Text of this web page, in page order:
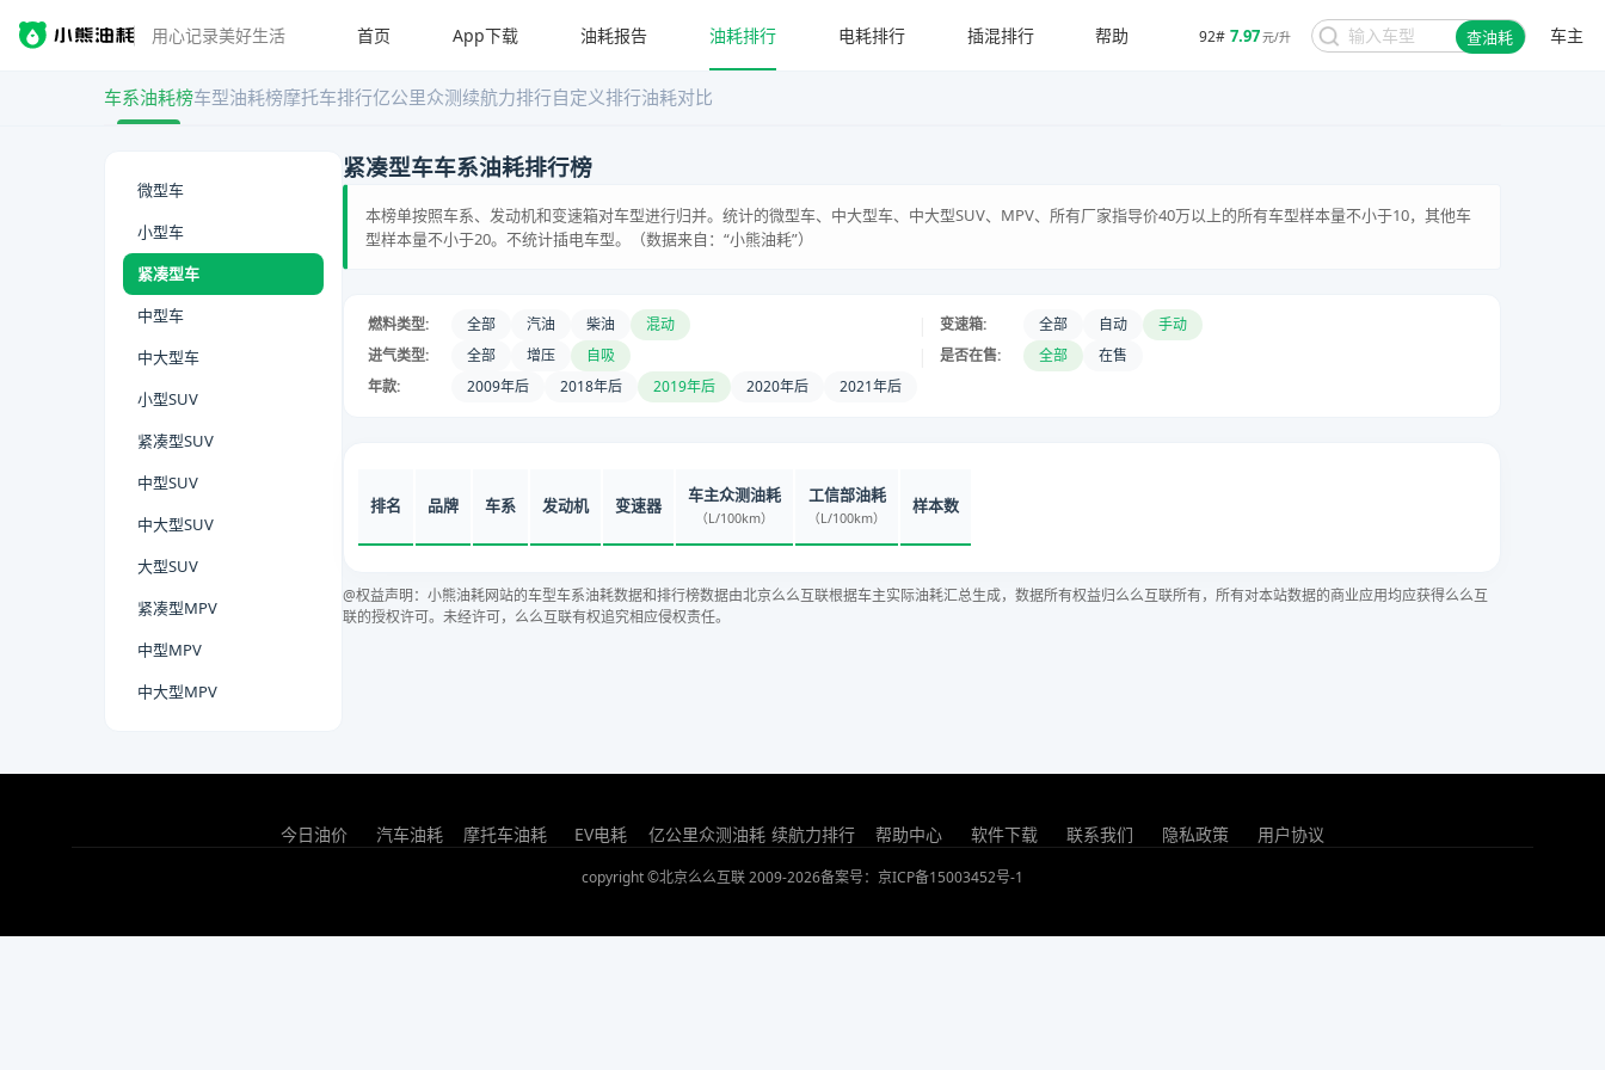
用心记录美好生活 92# 7.97元/升 查油耗 车主
首页 App下载 油耗报告 油耗排行 电耗排行 插混排行 帮助
车系油耗榜车型油耗榜摩托车排行亿公里众测续航力排行自定义排行油耗对比
微型车
小型车
紧凑型车
中型车
中大型车
小型SUV
紧凑型SUV
中型SUV
中大型SUV
大型SUV
紧凑型MPV
中型MPV
中大型MPV
紧凑型车车系油耗排行榜
本榜单按照车系、发动机和变速箱对车型进行归并。统计的微型车、中大型车、中大型SUV、MPV、所有厂家指导价40万以上的所有车型样本量不小于10，其他车
型样本量不小于20。不统计插电车型。（数据来自：“小熊油耗”）
燃料类型: 全部 汽油 柴油 混动 变速箱: 全部 自动
手动
进气类型:
全部 增压 自吸 是否在售: 全部
在售
年款:
2009年后 2018年后 2019年后 2020年后 2021年后
排名 品牌 车系 发动机 变速器 车主众测油耗
（L/100km）
工信部油耗
（L/100km）
样本数
@权益声明：小熊油耗网站的车型车系油耗数据和排行榜数据由北京么么互联根据车主实际油耗汇总生成，数据所有权益归么么互联所有，所有对本站数据的商业应用均应获得么么互
联的授权许可。未经许可，么么互联有权追究相应侵权责任。
今日油价 汽车油耗 摩托车油耗 EV电耗 亿公里众测油耗 续航力排行 帮助中心 软件下载 联系我们 隐私政策 用户协议
copyright ©北京么么互联 2009-2026备案号：京ICP备15003452号-1